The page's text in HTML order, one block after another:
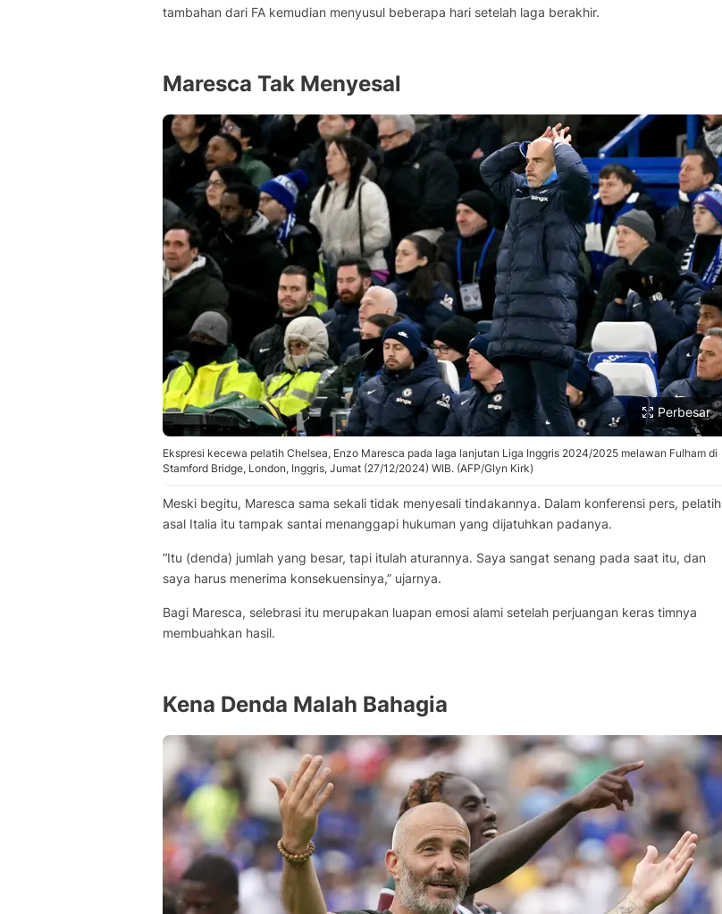
tambahan dari FA kemudian menyusul beberapa hari setelah laga berakhir.
Maresca Tak Menyesal
Perbesar
Ekspresi kecewa pelatih Chelsea, Enzo Maresca pada laga lanjutan Liga Inggris 2024/2025 melawan Fulham di
Stamford Bridge, London, Inggris, Jumat (27/12/2024) WIB. (AFP/Glyn Kirk)
Meski begitu, Maresca sama sekali tidak menyesali tindakannya. Dalam konferensi pers, pelatih
asal Italia itu tampak santai menanggapi hukuman yang dijatuhkan padanya.
“Itu (denda) jumlah yang besar, tapi itulah aturannya. Saya sangat senang pada saat itu, dan
saya harus menerima konsekuensinya,” ujarnya.
Bagi Maresca, selebrasi itu merupakan luapan emosi alami setelah perjuangan keras timnya
membuahkan hasil.
Kena Denda Malah Bahagia